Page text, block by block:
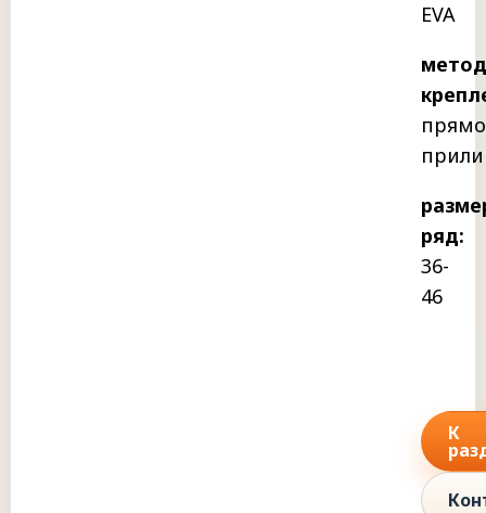
EVA
метод
ряд:
36-
46
К